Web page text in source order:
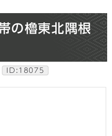
の櫓東北隅根
ID:18075